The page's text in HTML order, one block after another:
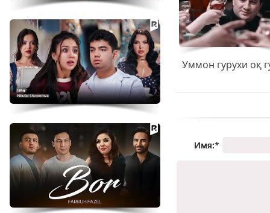
Уммон гурухи оқ
Имя:*